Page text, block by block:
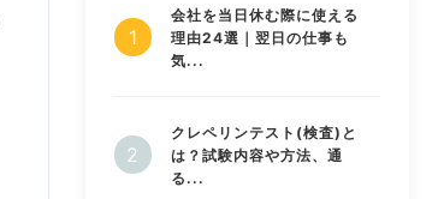
会社を当日休む際に使える
理由24選｜翌日の仕事も
気...
クレペリンテスト(検査)と
は？試験内容や方法、通
る...